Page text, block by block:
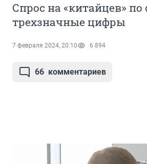
Спрос на «китайцев»
трехзначные цифры
7 февраля 2024, 20:10 6 894
66 комментариев